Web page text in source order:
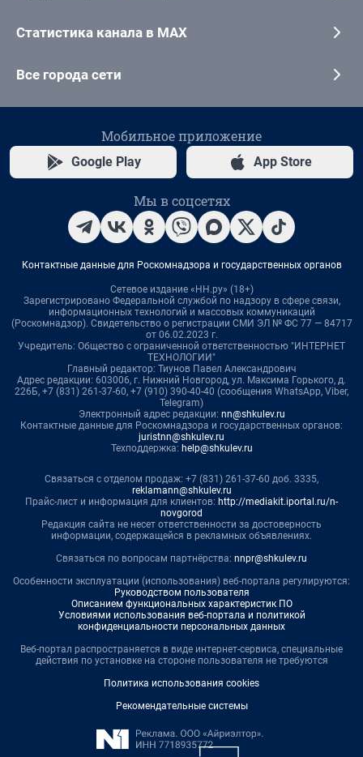
Статистика канала в MAX
Все города сети
Мобильное приложение
Google Play App Store
Мы в соцсетях
Контактные данные для Роскомнадзора и государственных органов
Сетевое издание «НН.ру» (18+)
Зарегистрировано Федеральной службой по надзору в сфере связи,
информационных технологий и массовых коммуникаций
(Роскомнадзор). Свидетельство о регистрации СМИ ЭЛ № ФС 77 — 84717
от 06.02.2023 г.
Учредитель: Общество с ограниченной ответственностью "ИНТЕРНЕТ
ТЕХНОЛОГИИ"
Главный редактор: Тиунов Павел Александрович
Адрес редакции: 603006, г. Нижний Новгород, ул. Максима Горького, д.
226Б, +7 (831) 261-37-60, +7 (910) 390-40-40 (сообщения WhatsApp, Viber,
Telegram)
Электронный адрес редакции: nn@shkulev.ru
Контактные данные для Роскомнадзора и государственных органов:
juristnn@shkulev.ru
Техподдержка: help@shkulev.ru
Связаться с отделом продаж: +7 (831) 261-37-60 доб. 3335,
reklamann@shkulev.ru
Прайс-лист и информация для клиентов: http://mediakit.iportal.ru/n-
novgorod
Редакция сайта не несет ответственности за достоверность
информации, содержащейся в рекламных объявлениях.
Связаться по вопросам партнёрства: nnpr@shkulev.ru
Особенности эксплуатации (использования) веб-портала регулируются:
Руководством пользователя
Описанием функциональных характеристик ПО
Условиями использования веб-портала и политикой
конфиденциальности персональных данных
Веб-портал распространяется в виде интернет-сервиса, специальные
действия по установке на стороне пользователя не требуются
Политика использования cookies
Рекомендательные системы